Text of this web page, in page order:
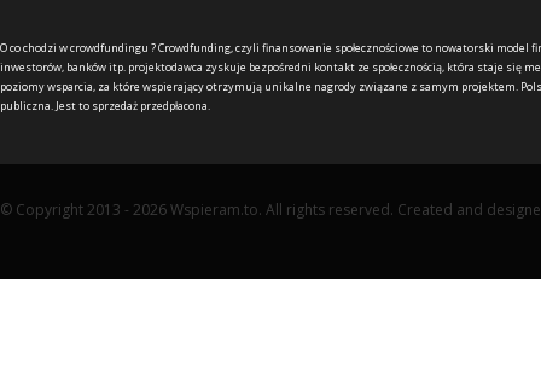
O co chodzi w crowdfundingu ?Crowdfunding, czyli finansowanie społecznościowe to nowatorski model
inwestorów, banków itp. projektodawca zyskuje bezpośredni kontakt ze społecznością, która staje się
poziomy wsparcia, za które wspierający otrzymują unikalne nagrody związane z samym projektem.
publiczna. Jest to sprzedaż przedpłacona.
© Copyright 2013 - 2026 Wspieram.to. All rights reserved. Created and